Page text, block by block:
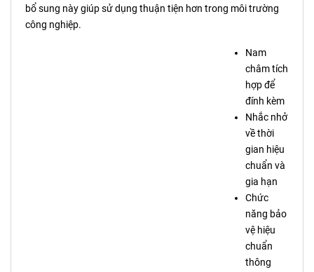
bổ sung này giúp sử dụng thuận tiện hơn trong môi trường
công nghiệp.
Nam
châm tích
hợp để
đính kèm
Nhắc nhở
về thời
gian hiệu
chuẩn và
gia hạn
Chức
năng bảo
vệ hiệu
chuẩn
thông